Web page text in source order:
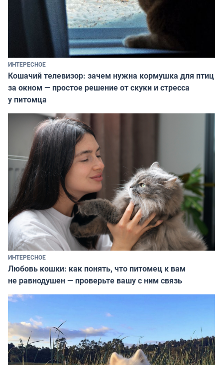
ИНТЕРЕСНОЕ
Кошачий телевизор: зачем нужна кормушка для птиц
за окном — простое решение от скуки и стресса
у питомца
ИНТЕРЕСНОЕ
Любовь кошки: как понять, что питомец к вам
не равнодушен — проверьте вашу с ним связь